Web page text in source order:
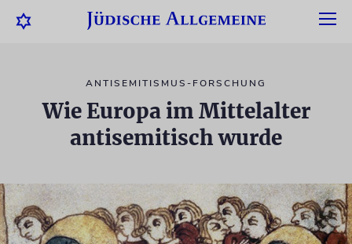
ANTISEMITISMUS-FORSCHUNG
Wie Europa im Mittelalter
antisemitisch wurde